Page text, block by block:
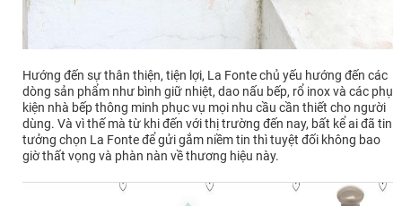
Hướng đến sự thân thiện, tiện lợi, La Fonte chủ yếu hướng đến các
dòng sản phẩm như bình giữ nhiệt, dao nấu bếp, rổ inox và các phụ
kiện nhà bếp thông minh phục vụ mọi nhu cầu cần thiết cho người
dùng. Và vì thế mà từ khi đến với thị trường đến nay, bất kể ai đã tin
tưởng chọn La Fonte để gửi gắm niềm tin thì tuyệt đối không bao
giờ thất vọng và phàn nàn về thương hiệu này.